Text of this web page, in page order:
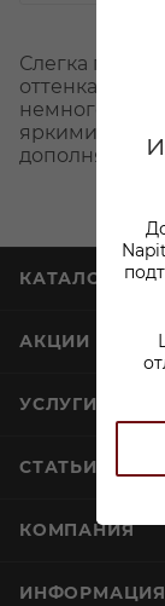
Слегка
оттенками
немного
яркими
дополняется
КАТАЛОГ
АКЦИИ
УСЛУГИ
СТАТЬИ
КОМПАНИЯ
ИНФОРМАЦИЯ